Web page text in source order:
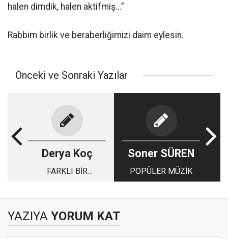
halen dimdik, halen aktifmiş...”
Rabbim birlik ve beraberliğimizi daim eylesin.
Önceki ve Sonraki Yazılar
Derya Koç
FARKLI BİR
Soner SÜREN
POPÜLER MÜZİK
YAZIYA YORUM KAT